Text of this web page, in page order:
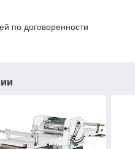
по договоренности